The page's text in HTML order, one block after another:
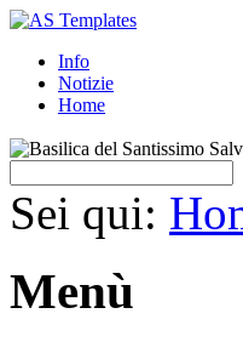
Info
Notizie
Home
Sei qui:
Menù